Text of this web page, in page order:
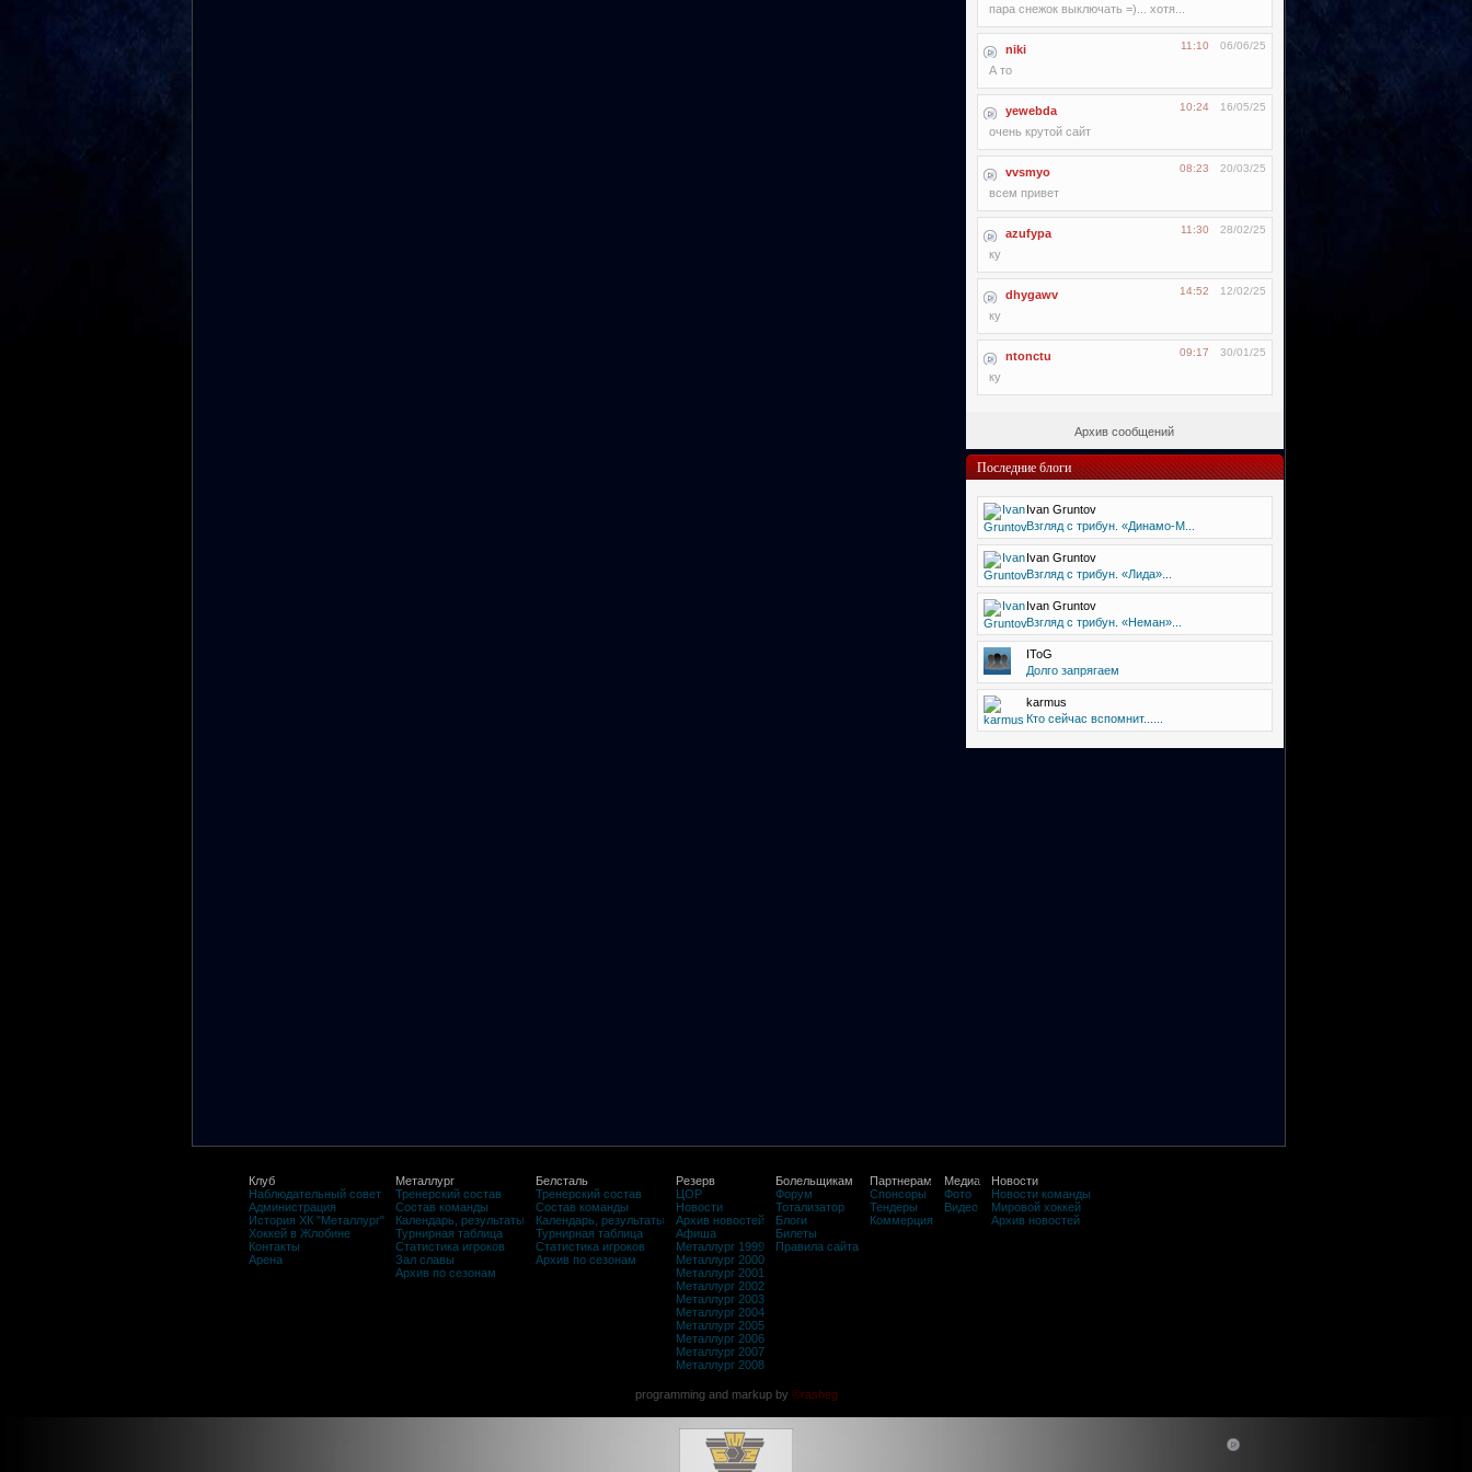
пара снежок выключать =)... хотя...
niki 06/06/25
11:10
А то
yewebda 16/05/25
10:24
очень крутой сайт
vvsmyo 20/03/25
08:23
всем привет
azufypa 28/02/25
11:30
ку
dhygawv 12/02/25
14:52
ку
ntonctu 30/01/25
09:17
ку
Архив сообщений
Последние блоги
Ivan Gruntov
Взгляд с трибун. «Динамо-М...
Ivan Gruntov
Взгляд с трибун. «Лида»...
Ivan Gruntov
Взгляд с трибун. «Неман»...
IToG
Долго запрягаем
karmus
Кто сейчас вспомнит......
Клуб
Наблюдательный совет
Администрация
История ХК "Металлург"
Хоккей в Жлобине
Контакты
Арена
Металлург
Тренерский состав
Состав команды
Календарь, результаты
Турнирная таблица
Статистика игроков
Зал славы
Архив по сезонам
Белсталь
Тренерский состав
Состав команды
Календарь, результаты
Турнирная таблица
Статистика игроков
Архив по сезонам
Резерв
ЦОР
Новости
Архив новостей
Афиша
Металлург 1999
Металлург 2000
Металлург 2001
Металлург 2002
Металлург 2003
Металлург 2004
Металлург 2005
Металлург 2006
Металлург 2007
Металлург 2008
Болельщикам
Форум
Тотализатор
Блоги
Билеты
Правила сайта
Партнерам
Спонсоры
Тендеры
Коммерция
Медиа
Фото
Видео
Новости
Новости команды
Мировой хоккей
Архив новостей
programming and markup by ©rasheg